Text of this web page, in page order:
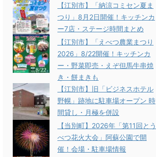
【江別市】「納涼コミセン夏ま
つり」8月2日開催！キッチンカ
ー7店・ステージ時間まとめ
【江別市】「えべつ農業まつり
2026」8/22開催！キッチンカ
ー・野菜即売・えぞ但馬牛串焼
き・餅まきも
【江別市】旧「ビジネスホテル
野幌」跡地に駐車場オープン 時
間貸し・月極を併設
【当別町】2026年「第11回とう
べつ花火大会」阿蘇公園で開
催！会場・駐車場情報